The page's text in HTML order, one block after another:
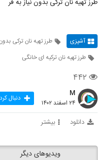
طرز تهیه نان ترکی بدون نیاز به فر
آشپزی طرز تهیه نان ترکی
طرز تهیه نان ترکیه ای خانگی
۴۴۲
M
۲۴ اسفند ۱۴۰۲ دنبال
دانلود بیشتر
ویدیوهای دیگر